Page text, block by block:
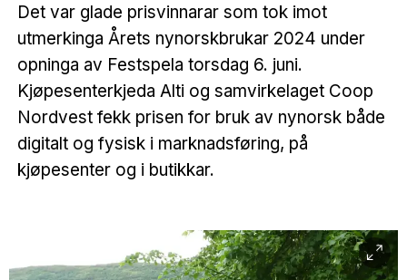
Det var glade prisvinnarar som tok imot
utmerkinga Årets nynorskbrukar 2024 under
opninga av Festspela torsdag 6. juni.
Kjøpesenterkjeda Alti og samvirkelaget Coop
Nordvest fekk prisen for bruk av nynorsk både
digitalt og fysisk i marknadsføring, på
kjøpesenter og i butikkar.